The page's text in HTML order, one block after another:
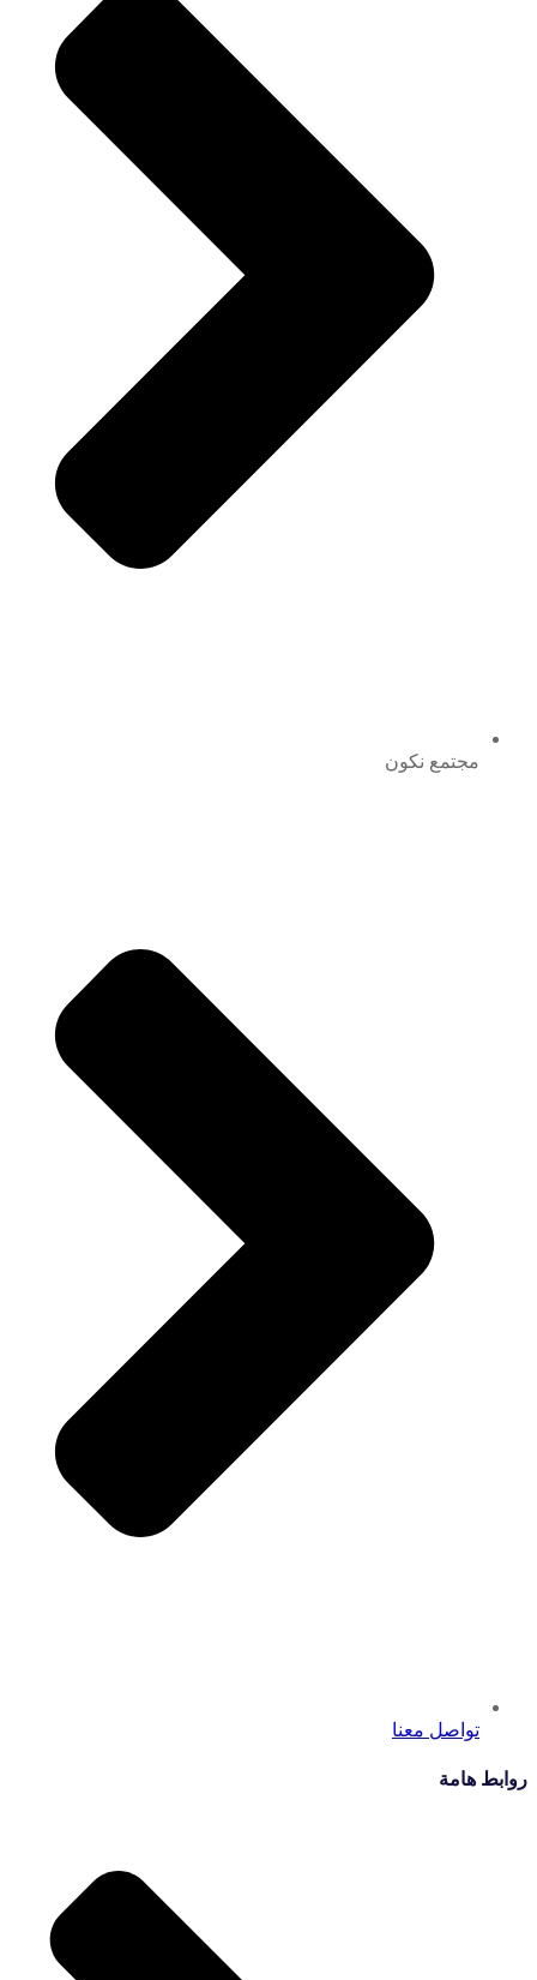
مجتمع نكون
تواصل معنا
روابط هامة